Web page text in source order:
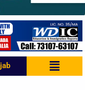
Menu